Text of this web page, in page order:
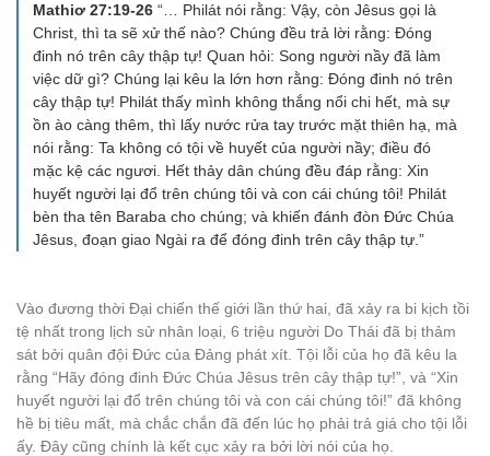
Mathiơ 27:19-26 “… Philát nói rằng: Vậy, còn Jêsus gọi là
Christ, thì ta sẽ xử thế nào? Chúng đều trả lời rằng: Đóng
đinh nó trên cây thập tự! Quan hỏi: Song người nầy đã làm
việc dữ gì? Chúng lại kêu la lớn hơn rằng: Đóng đinh nó trên
cây thập tự! Philát thấy mình không thắng nổi chi hết, mà sự
ồn ào càng thêm, thì lấy nước rửa tay trước mặt thiên hạ, mà
nói rằng: Ta không có tội về huyết của người nầy; điều đó
mặc kệ các ngươi. Hết thảy dân chúng đều đáp rằng: Xin
huyết người lại đổ trên chúng tôi và con cái chúng tôi! Philát
bèn tha tên Baraba cho chúng; và khiến đánh đòn Đức Chúa
Jêsus, đoạn giao Ngài ra để đóng đinh trên cây thập tự.”
Vào đương thời Đại chiến thế giới lần thứ hai, đã xảy ra bi kịch tồi
tệ nhất trong lịch sử nhân loại, 6 triệu người Do Thái đã bị thảm
sát bởi quân đội Đức của Đảng phát xít. Tội lỗi của họ đã kêu la
rằng “Hãy đóng đinh Đức Chúa Jêsus trên cây thập tự!”, và “Xin
huyết người lại đổ trên chúng tôi và con cái chúng tôi!” đã không
hề bị tiêu mất, mà chắc chắn đã đến lúc họ phải trả giá cho tội lỗi
ấy. Đây cũng chính là kết cục xảy ra bởi lời nói của họ.